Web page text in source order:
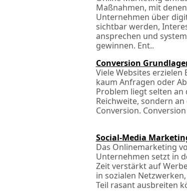
Maßnahmen, mit denen
Unternehmen über
sichtbar werden,
ansprechen und
gewinnen. Ent..
Conversion
Viele Websites erzielen
kaum Anfragen oder
Problem liegt selten an
Reichweite, sondern
Conversion. Conversion
Social-Media
Das Onlinemarketing
Unternehmen setzt in
Zeit verstärkt auf
in sozialen
Teil rasant ausbreiten